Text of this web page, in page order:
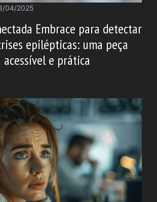
04/2025
Embrace para detectar
epilépticas: uma peça
e prática